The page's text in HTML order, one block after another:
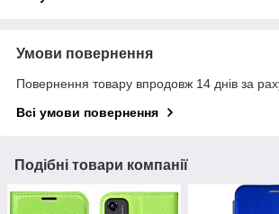
Умови повернення
Повернення товару впродовж 14 днів за
Всі умови повернення
Подібні товари компанії